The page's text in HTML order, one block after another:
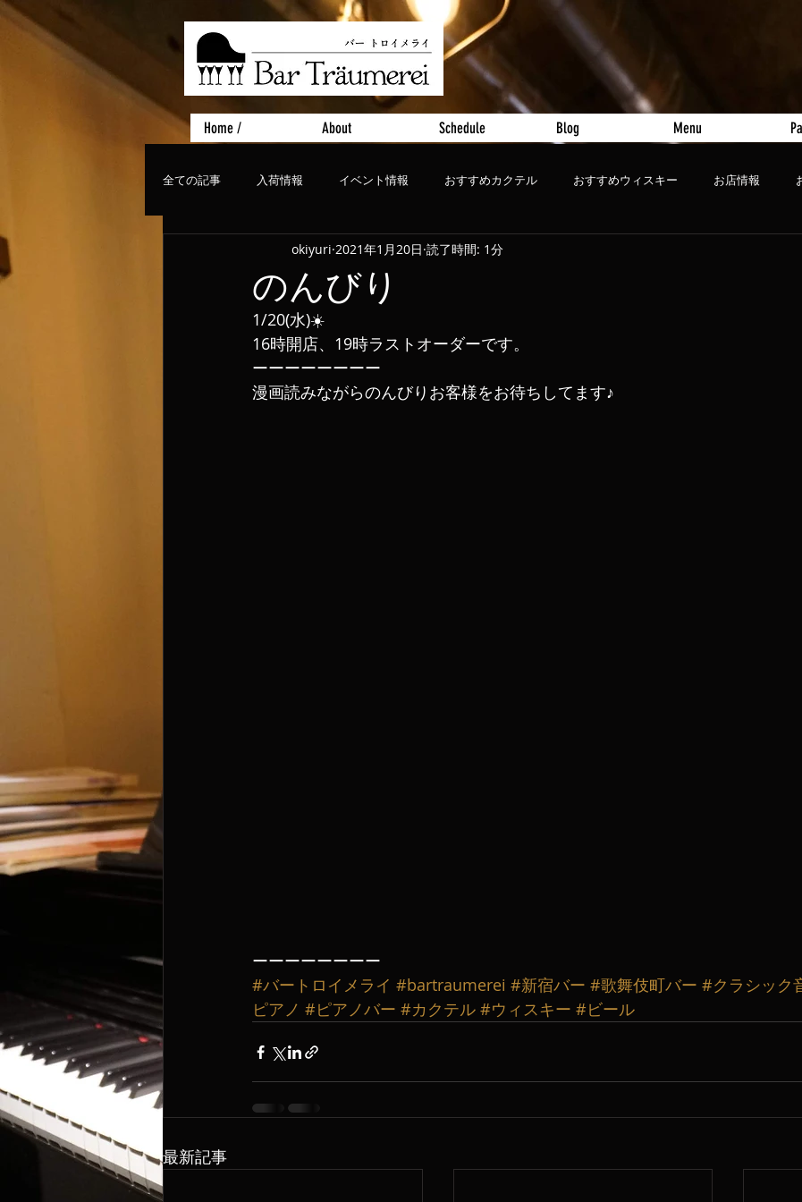
Home / About Schedule Blog Menu
全ての記事 入荷情報 イベント情報 おすすめカクテル おすすめウィスキー お店情報
ライブ、コンサート おすすめビール
のんびり
okiyuri 2021年1月20日 読了時間: 1分
1/20(水)☀️
16時開店、19時ラストオーダーです。
ーーーーーーーー
漫画読みながらのんびりお客様をお待ちしてます♪
ーーーーーーーー
#バートロイメライ #bartraumerei #新宿バー #歌舞伎町バー #クラシック
ピアノ #ピアノバー #カクテル #ウィスキー #ビール
最新記事